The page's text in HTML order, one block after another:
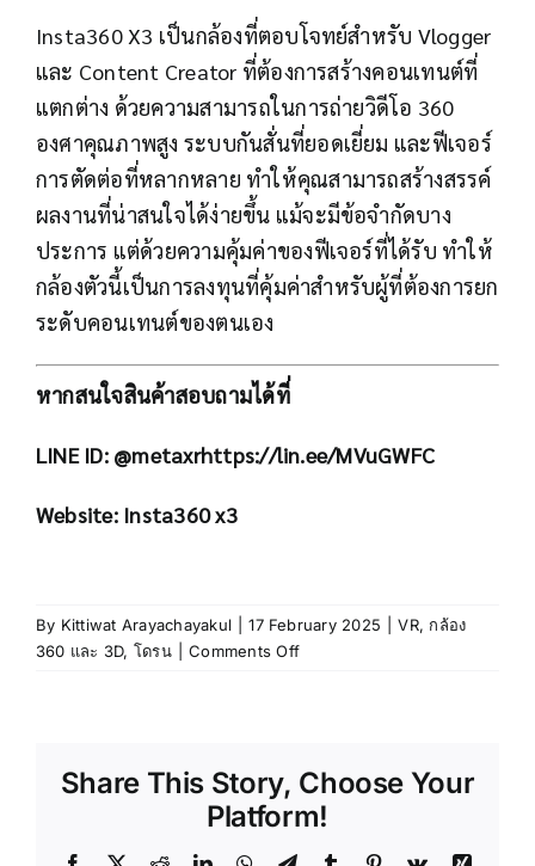
Insta360 X3 เป็นกล้องที่ตอบโจทย์สำหรับ Vlogger
และ Content Creator ที่ต้องการสร้างคอนเทนต์ที่
แตกต่าง ด้วยความสามารถในการถ่ายวิดีโอ 360
องศาคุณภาพสูง ระบบกันสั่นที่ยอดเยี่ยม และฟีเจอร์
การตัดต่อที่หลากหลาย ทำให้คุณสามารถสร้างสรรค์
ผลงานที่น่าสนใจได้ง่ายขึ้น แม้จะมีข้อจำกัดบาง
ประการ แต่ด้วยความคุ้มค่าของฟีเจอร์ที่ได้รับ ทำให้
กล้องตัวนี้เป็นการลงทุนที่คุ้มค่าสำหรับผู้ที่ต้องการยก
ระดับคอนเทนต์ของตนเอง
หากสนใจสินค้าสอบถามได้ที่
LINE ID: @metaxrhttps://lin.ee/MVuGWFC
Website: Insta360 x3
By Kittiwat Arayachayakul 17 February 2025 VR, กล้อง
360 และ 3D, โดรน Comments Offon
สาย
Vlog
และ
Creator
Share This Story, Choose Your
Platform!